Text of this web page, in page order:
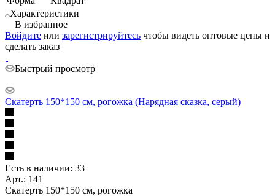
Характеристики
В избранное
Войдите или зарегистрируйтесь чтобы видеть оптовые цены и
сделать заказ
Быстрый просмотр
Скатерть 150*150 см, рогожка (Нарядная сказка, серый)
Есть в наличии: 33
Арт.: 141
Скатерть 150*150 см, рогожка